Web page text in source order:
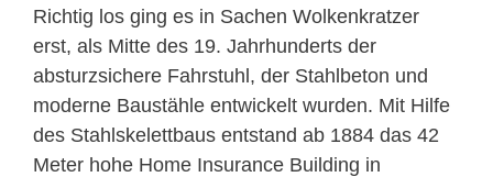
Richtig los ging es in Sachen Wolkenkratzer
erst, als Mitte des 19. Jahrhunderts der
absturzsichere Fahrstuhl, der Stahlbeton und
moderne Baustähle entwickelt wurden. Mit Hilfe
des Stahlskelettbaus entstand ab 1884 das 42
Meter hohe Home Insurance Building in